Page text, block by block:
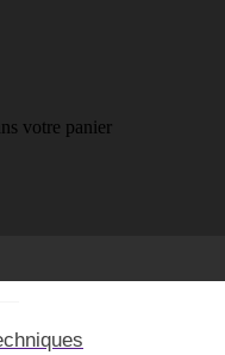
votre panier